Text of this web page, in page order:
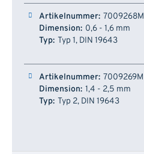
Artikelnummer Dimension
7009268M
0,6 - 1,6 mm
Typ 1, DIN 19643
7009269M
1,4 - 2,5 mm
Typ 2, DIN 19643